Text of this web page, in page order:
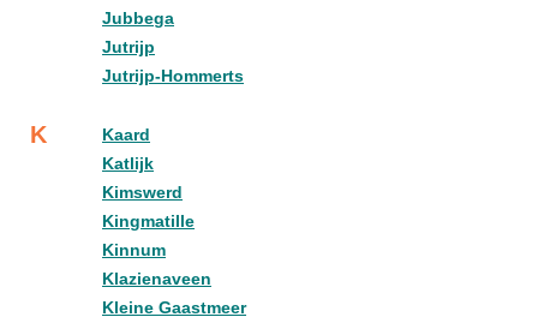
Jubbega
Jutrijp
Jutrijp-Hommerts
K
Kaard
Katlijk
Kimswerd
Kingmatille
Kinnum
Klazienaveen
Kleine Gaastmeer